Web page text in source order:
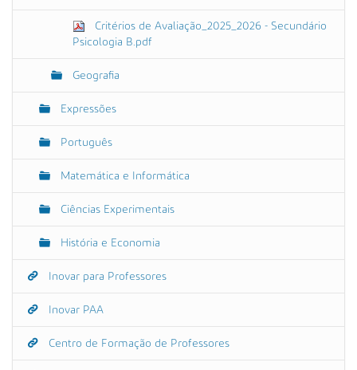
Critérios de Avaliação_2025_2026 - Secundário
Psicologia B.pdf
Geografia
Expressões
Português
Matemática e Informática
Ciências Experimentais
História e Economia
Inovar para Professores
Inovar PAA
Centro de Formação de Professores